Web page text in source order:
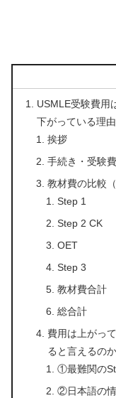
USMLE受験費用
下がっている理
挨拶
手続き・受験
教材費の比較
Step 1
Step 2 CK
OET
Step 3
教材費合計
総合計
費用は上がっ
ると言えるのか
①最難関の
②日本語の